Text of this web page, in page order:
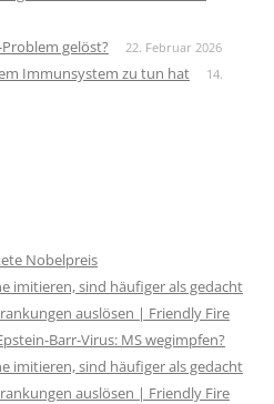
gelöst? 22. Februar 2026
Immunsystem zu tun hat
14.
Nobelpreis
imitieren, sind häufiger als gedacht
auslösen | Friendly Fire
Barr-Virus: MS wegimpfen?
imitieren, sind häufiger als gedacht
auslösen | Friendly Fire